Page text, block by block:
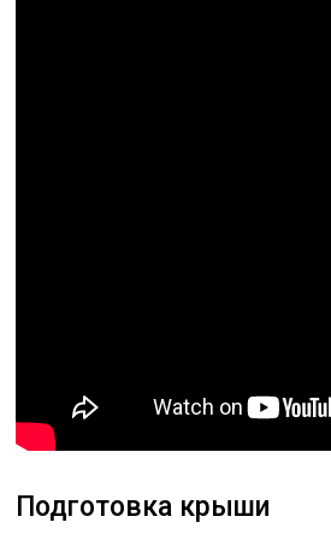
Подготовка крыши